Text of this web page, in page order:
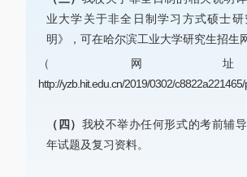
业大学关于非全日制学习方式硕士
明》，可在哈尔滨工业大学研究生招生
（网
http://yzb.hit.edu.cn/2019/0302/c8822a221465/
（四） 我校不举办任何形式的考前辅
年试题及复习资料。